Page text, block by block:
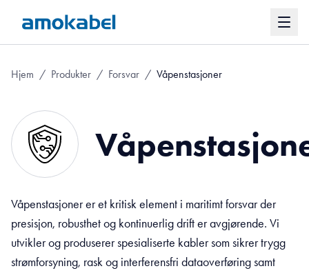
Hjem / Produkter / Forsvar / Våpenstasjoner
Våpenstasjoner er et kritisk element i maritimt forsvar der
presisjon, robusthet og kontinuerlig drift er avgjørende. Vi
utvikler og produserer spesialiserte kabler som sikrer trygg
strømforsyning, rask og interferensfri dataoverføring samt